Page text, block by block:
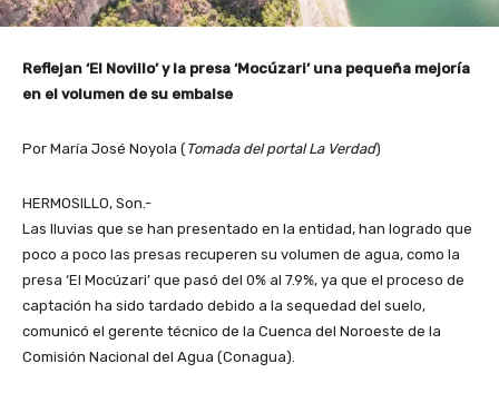
Reflejan ‘El Novillo’ y la presa ‘Mocúzari’ una pequeña mejoría
en el volumen de su embalse
Por María José Noyola (Tomada del portal La Verdad)
HERMOSILLO, Son.-
Las lluvias que se han presentado en la entidad, han logrado que
poco a poco las presas recuperen su volumen de agua, como la
presa ‘El Mocúzari’ que pasó del 0% al 7.9%, ya que el proceso de
captación ha sido tardado debido a la sequedad del suelo,
comunicó el gerente técnico de la Cuenca del Noroeste de la
Comisión Nacional del Agua (Conagua).